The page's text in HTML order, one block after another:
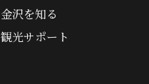
金沢を知る
観光サポート